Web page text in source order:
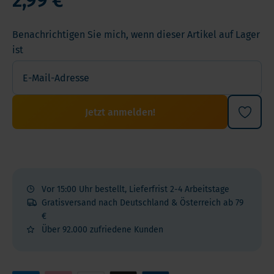
Benachrichtigen Sie mich, wenn dieser Artikel auf Lager
ist
Jetzt anmelden!
Vor 15:00 Uhr bestellt, Lieferfrist 2-4 Arbeitstage
Gratisversand nach Deutschland & Österreich ab 79
€
Über 92.000 zufriedene Kunden